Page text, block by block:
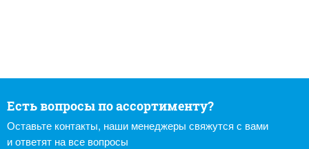
Есть вопросы по ассортименту?
Оставьте контакты, наши менеджеры свяжутся с вами
и ответят на все вопросы